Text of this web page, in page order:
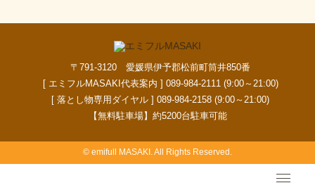
〒791-3120 愛媛県伊予郡松前町筒井850番
[ エミフルMASAKI代表案内 ] 089-984-2111 (9:00～21:00)
[ 落とし物専用ダイヤル ] 089-984-2158 (9:00～21:00)
【無料駐車場】約5200台駐車可能
© emifull MASAKI. All Rights Reserved.